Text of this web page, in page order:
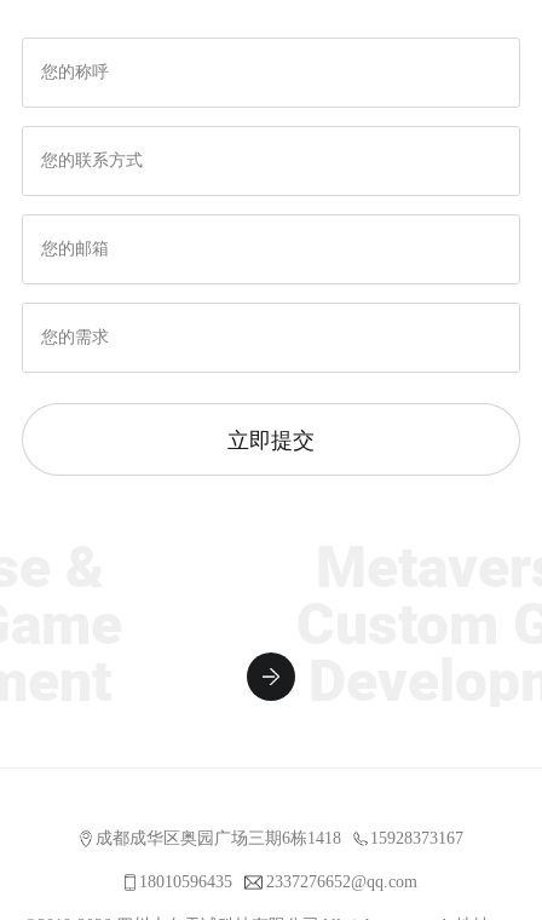
立即提交
成都成华区奥园广场三期6栋1418 15928373167
18010596435 2337276652@qq.com